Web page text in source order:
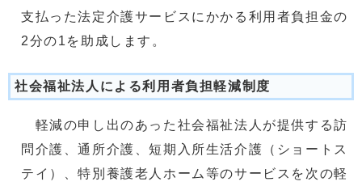
支払った法定介護サービスにかかる利用者負担金の
2分の1を助成します。
社会福祉法人による利用者負担軽減制度
軽減の申し出のあった社会福祉法人が提供する訪
問介護、通所介護、短期入所生活介護（ショートス
テイ）、特別養護老人ホーム等のサービスを次の軽